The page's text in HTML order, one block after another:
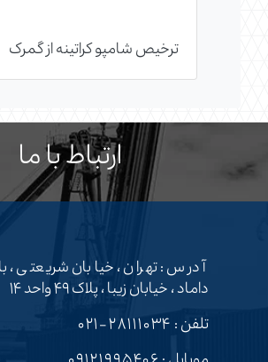
ترخیص شامپو کراتینه از گمرک
ارتباط با ما
آدرس : تهران ، خیابان شریعتی ،
داماد ، خیابان زیبا ، پلاک ۴۹ واحد ۱۴
تلفن : ۲۸۱۱۱۰۳۴-۰۲۱